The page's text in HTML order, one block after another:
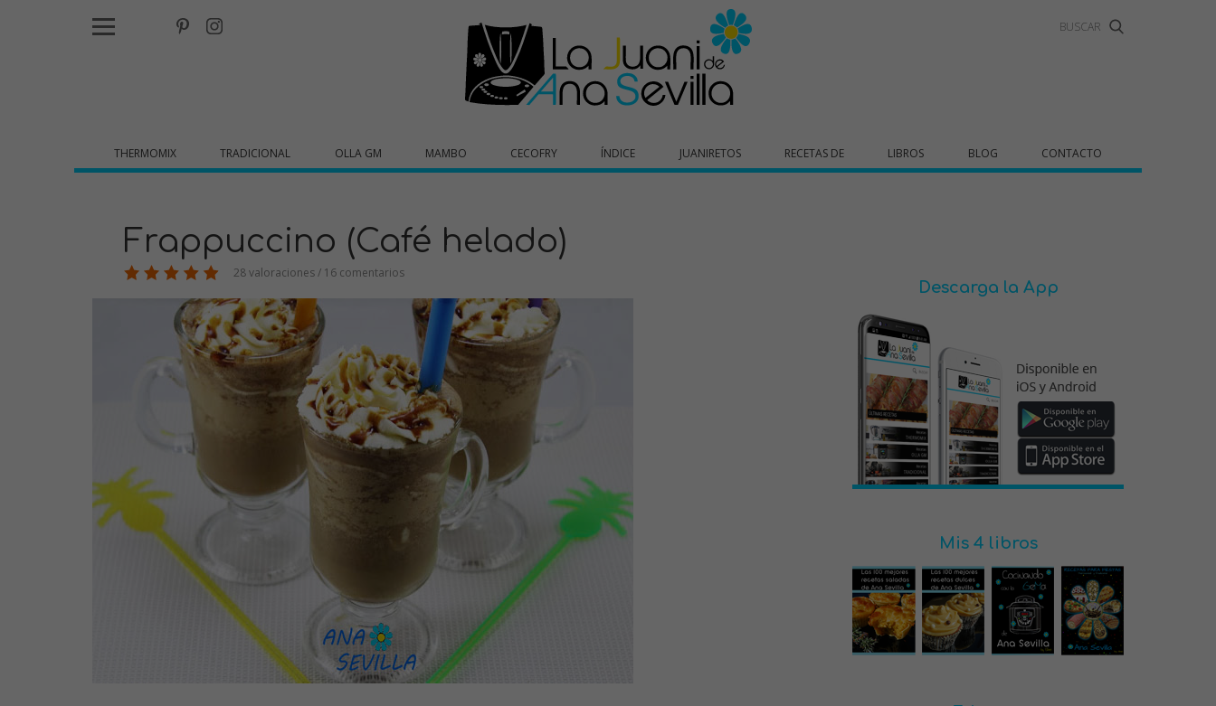
THERMOMIX TRADICIONAL OLLA GM MAMBO CECOFRY ÍNDICE JUANIRETOS RECETAS DE LIBROS BLOG CONTACTO
Frappuccino (Café helado)
28 valoraciones / 16 comentarios
Descarga la App
Mis 4 libros